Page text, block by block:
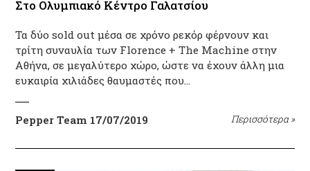
Στο Ολυμπιακό Κέντρο Γαλατσίου
Τα δύο sold out μέσα σε χρόνο ρεκόρ φέρνουν και
τρίτη συναυλία των Florence + The Machine στην
Αθήνα, σε μεγαλύτερο χώρο, ώστε να έχουν άλλη μια
ευκαιρία χιλιάδες θαυμαστές που…
Pepper Team 17/07/2019 Περισσότερα »